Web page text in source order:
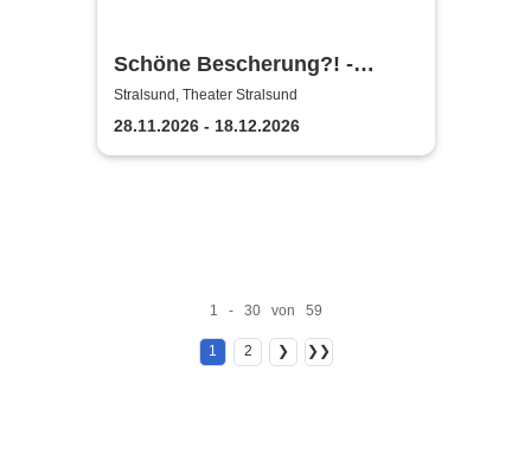
Schöne Bescherung?! -
Theater Vorpommern
Stralsund, Theater Stralsund
28.11.2026 - 18.12.2026
1 - 30 von 59
1 2 ❯ ❯❯